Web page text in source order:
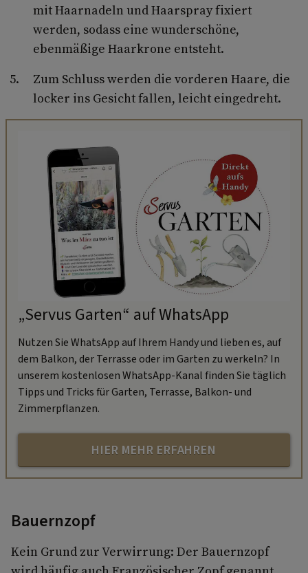
mit Haarnadeln und Haarspray fixiert
werden, sodass eine wunderschöne,
ebenmäßige Haarkrone entsteht.
Zum Schluss werden die vorderen Haare, die
locker ins Gesicht fallen, leicht eingedreht.
„Servus Garten“ auf WhatsApp
Nutzen Sie WhatsApp auf Ihrem Handy und lieben es, auf
dem Balkon, der Terrasse oder im Garten zu werkeln? In
unserem kostenlosen WhatsApp-Kanal finden Sie täglich
Tipps und Tricks für Garten, Terrasse, Balkon- und
Zimmerpflanzen.
HIER MEHR ERFAHREN
Bauernzopf
Kein Grund zur Verwirrung: Der Bauernzopf